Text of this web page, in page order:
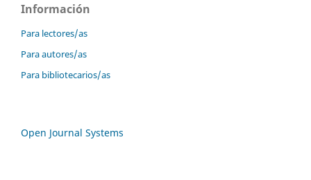
Información
Para lectores/as
Para autores/as
Para bibliotecarios/as
Open Journal Systems